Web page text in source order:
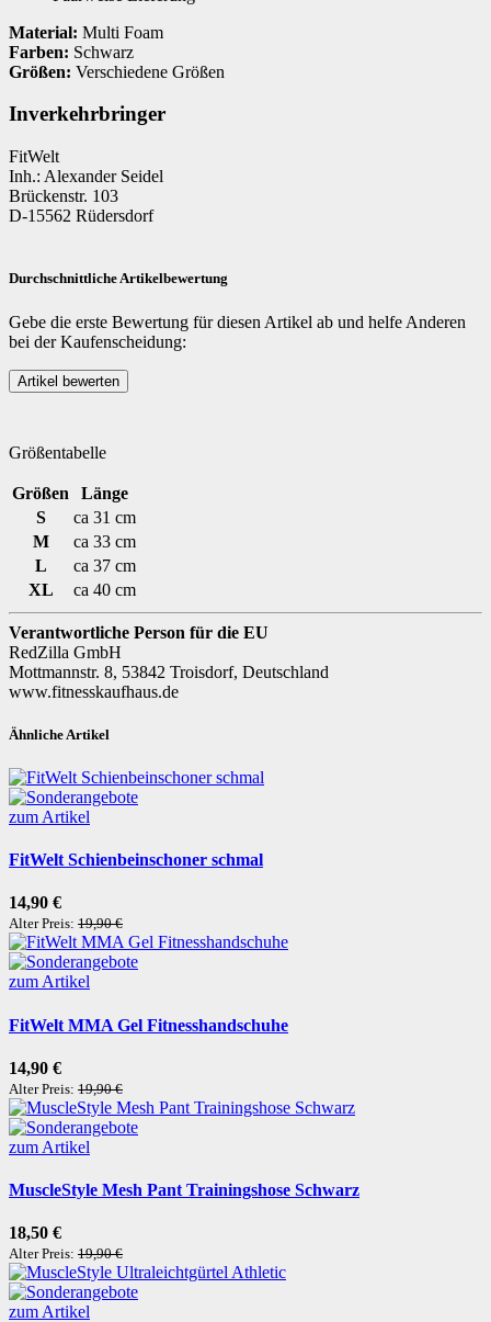
Material: Multi Foam
Farben: Schwarz
Größen: Verschiedene Größen
Inverkehrbringer
FitWelt
Inh.: Alexander Seidel
Brückenstr. 103
D-15562 Rüdersdorf
Durchschnittliche Artikelbewertung
Gebe die erste Bewertung für diesen Artikel ab und helfe Anderen
bei der Kaufenscheidung:
Größentabelle
Größen
Länge
S
ca 31 cm
M
ca 33 cm
L
ca 37 cm
XL
ca 40 cm
Verantwortliche Person für die EU
RedZilla GmbH
Mottmannstr. 8, 53842 Troisdorf, Deutschland
www.fitnesskaufhaus.de
Ähnliche Artikel
zum Artikel
FitWelt Schienbeinschoner schmal
14,90 €
Alter Preis: 19,90 €
zum Artikel
FitWelt MMA Gel Fitnesshandschuhe
14,90 €
Alter Preis: 19,90 €
zum Artikel
MuscleStyle Mesh Pant Trainingshose Schwarz
18,50 €
Alter Preis: 19,90 €
zum Artikel